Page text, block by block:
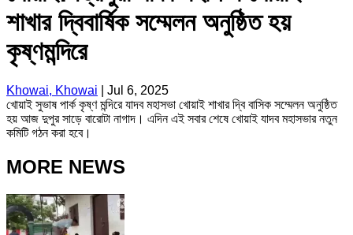
শাখার দ্বিবার্ষিক সম্মেলন অনুষ্ঠিত হয়
কৃষ্ণমন্দিরে
Khowai, Khowai
Jul 6, 2025
খোয়াই সুভাষ পার্ক কৃষ্ণ মন্দিরে যাদব মহাসভা খোয়াই শাখার দ্বি বাসিক সম্মেলন অনুষ্ঠিত
হয় আজ দুপুর সাড়ে বারোটা নাগাদ। এদিন এই সবার শেষে খোয়াই যাদব মহাসভার নতুন
কমিটি গঠন করা হবে।
MORE NEWS